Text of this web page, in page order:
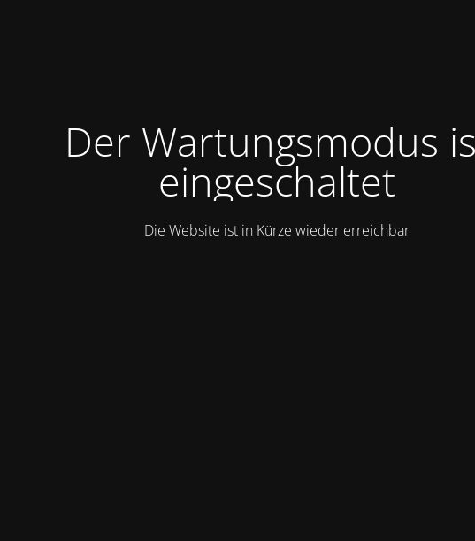
Der Wartungsmodus
eingeschaltet
Die Website ist in Kürze wieder erreichbar